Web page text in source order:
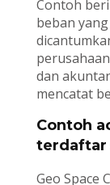
Contoh
beban
dan
mencatat
Contoh
terdaftar
Geo Space